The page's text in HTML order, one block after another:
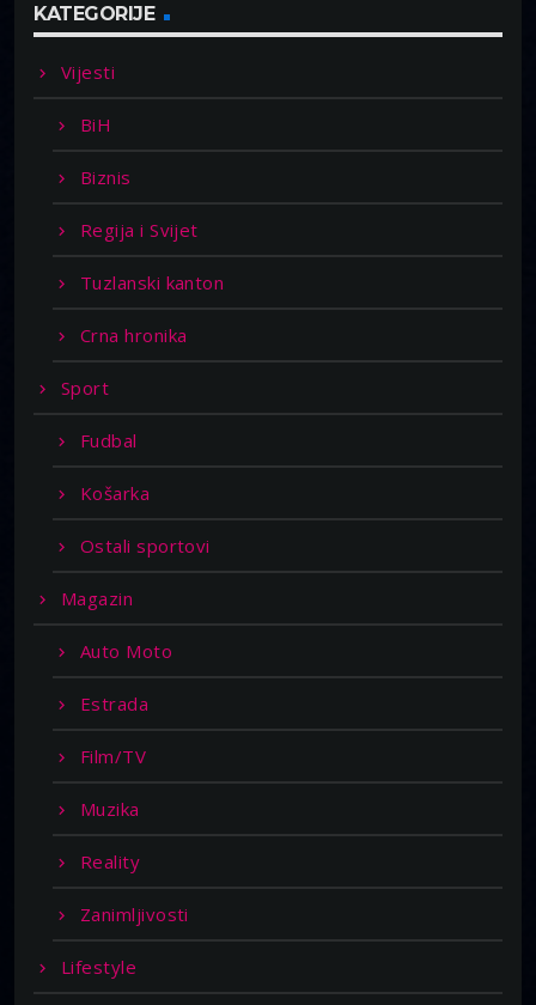
KATEGORIJE
Vijesti
BiH
Biznis
Regija i Svijet
Tuzlanski kanton
Crna hronika
Sport
Fudbal
Košarka
Ostali sportovi
Magazin
Auto Moto
Estrada
Film/TV
Muzika
Reality
Zanimljivosti
Lifestyle